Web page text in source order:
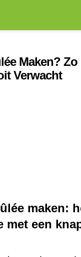
Maken?
Verwacht
maken:
met een